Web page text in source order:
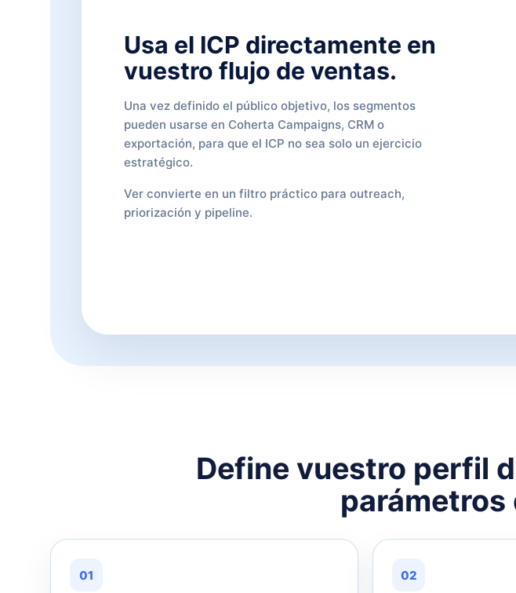
Usa el ICP directamente en
vuestro flujo de ventas.
Una vez definido el público objetivo, los segmentos
pueden usarse en Coherta Campaigns, CRM o
exportación, para que el ICP no sea solo un ejercicio
estratégico.
Ver convierte en un filtro práctico para outreach,
priorización y pipeline.
Define vuestro perfil
parámetros
01 02